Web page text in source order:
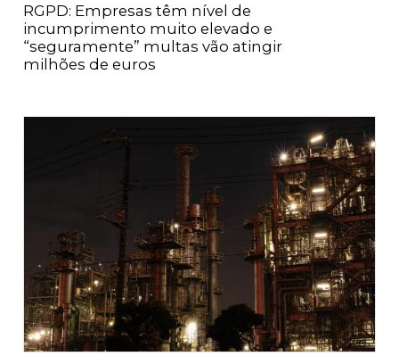
RGPD: Empresas têm nível de
incumprimento muito elevado e
“seguramente” multas vão atingir
milhões de euros